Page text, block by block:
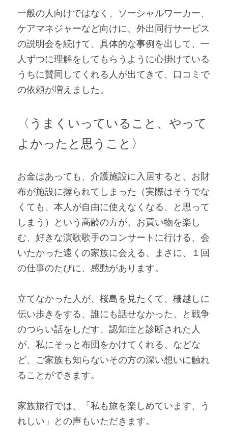
一般の人向けではなく、ソーシャルワーカー、
ケアマネジャーなど向けに、外出同行サービス
の説明会を続けて、具体的な事例を出して、一
人ずつに理解をしてもらうように心掛けている
うちに賛同してくれる人が出てきて、口コミで
の依頼が増えました。
〈うまくいっていること、やって
よかったと思うこと〉
お金はあっても、介護施設に入居すると、お財
布が施設に握られてしまった（実際はそうでな
くても、本人が自由に使えなくなる、と思って
しまう）という高齢の方が、お買い物を楽し
む、好きな演歌歌手のコンサートに行ける、会
いたかった遠くの家族に会える、まさに、１回
の仕事のたびに、感動があります。
立てなかった人が、桜島を見たくて、柵越しに
伝い歩きをする、誰にも話せなかった、と戦争
のつらい話をしだす、認知症と診断された人
が、私にそっと布団をかけてくれる、などな
ど、ご家族も知らないその方の深い想いに触れ
ることができます。
家族旅行では、「私も旅を楽しめています、う
れしい」との声もいただきます。